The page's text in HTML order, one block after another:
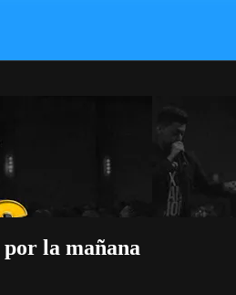
la mañana